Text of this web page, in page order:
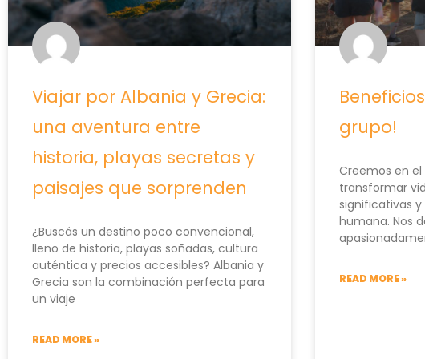
Viajar por Albania y Grecia:
una aventura entre
historia, playas secretas y
paisajes que sorprenden
¿Buscás un destino poco convencional,
lleno de historia, playas soñadas, cultura
auténtica y precios accesibles? Albania y
Grecia son la combinación perfecta para
un viaje
READ MORE »
grupo!
Creemos en
transformar
significativas
humana. Nos
READ MORE »